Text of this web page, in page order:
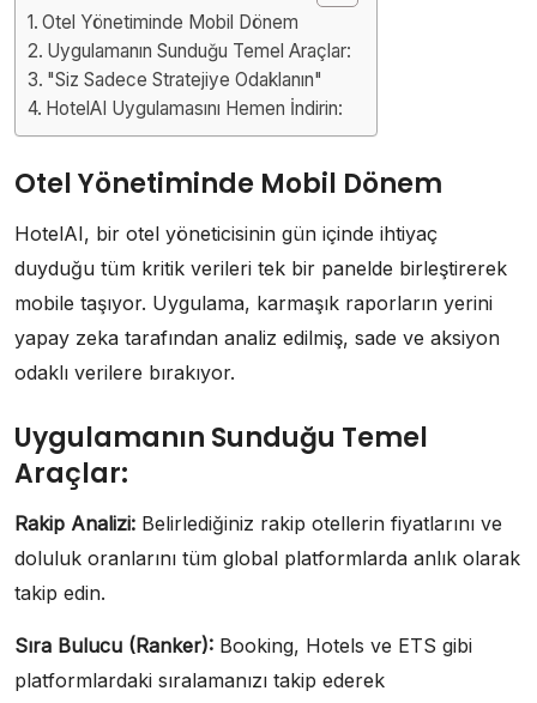
Otel Yönetiminde Mobil Dönem
Uygulamanın Sunduğu Temel Araçlar:
"Siz Sadece Stratejiye Odaklanın"
HotelAI Uygulamasını Hemen İndirin:
Otel Yönetiminde Mobil Dönem
HotelAI, bir otel yöneticisinin gün içinde ihtiyaç
duyduğu tüm kritik verileri tek bir panelde birleştirerek
mobile taşıyor. Uygulama, karmaşık raporların yerini
yapay zeka tarafından analiz edilmiş, sade ve aksiyon
odaklı verilere bırakıyor.
Uygulamanın Sunduğu Temel
Araçlar:
Rakip Analizi: Belirlediğiniz rakip otellerin fiyatlarını ve
doluluk oranlarını tüm global platformlarda anlık olarak
takip edin.
Sıra Bulucu (Ranker): Booking, Hotels ve ETS gibi
platformlardaki sıralamanızı takip ederek